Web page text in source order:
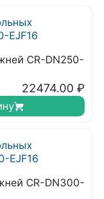
CR-DN250-
22474.00 ₽
CR-DN300-